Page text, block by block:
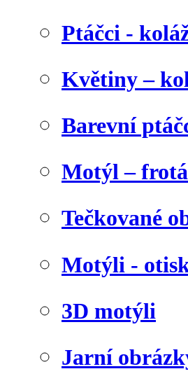
Ptáčci -
Květiny –
Barevní
Motýl –
Tečkované
Motýli -
3D motýli
Jarní